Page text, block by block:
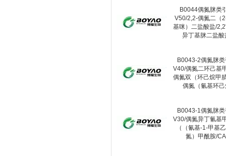
B0044偶氮脒类
V50/2,2-偶氮二（
基咪）二盐酸盐/
异丁基脒二盐酸
B0043-2偶氮脒
V40/偶氮二环己基
偶氮双（环己烷甲
偶氮（氰基环
B0043-1偶氮脒
V30/偶氮异丁氰基
（（氰基-1-甲基
氮）甲酰胺/